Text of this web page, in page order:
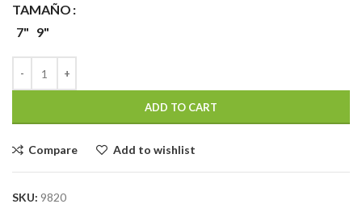
TAMAÑO
7" 9"
ADD TO CART
Compare Add to wishlist
SKU: 9820